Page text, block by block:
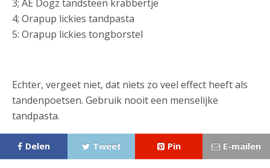
3; AE Dogz tandsteen krabbertje
4; Orapup lickies tandpasta
5: Orapup lickies tongborstel
Echter, vergeet niet, dat niets zo veel effect heeft als
tandenpoetsen. Gebruik nooit een menselijke
tandpasta.
Delen Tweet Pin E-mailen